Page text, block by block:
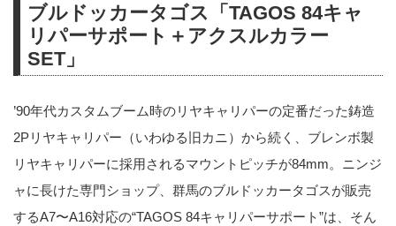
ブルドッカータゴス「TAGOS 84キャ
リパーサポート＋アクスルカラー
SET」
’90年代カスタムブーム時のリヤキャリパーの定番だった鋳造
2Pリヤキャリパー（いわゆる旧カニ）から続く、ブレンボ製
リヤキャリパーに採用されるマウントピッチが84mm。ニンジ
ャに長けた専門ショップ、群馬のブルドッカータゴスが販売
するA7〜A16対応の“TAGOS 84キャリパーサポート”は、そん